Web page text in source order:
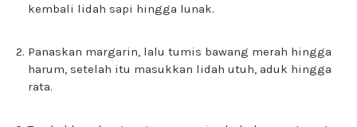
kembali lidah sapi hingga lunak.
Panaskan margarin, lalu tumis bawang merah hingga
harum, setelah itu masukkan lidah utuh, aduk hingga
rata.